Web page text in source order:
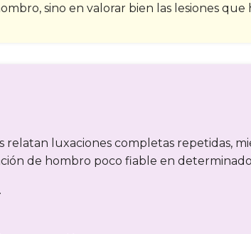
sino en valorar bien las lesiones
luxaciones completas repetidas,
de hombro poco fiable en